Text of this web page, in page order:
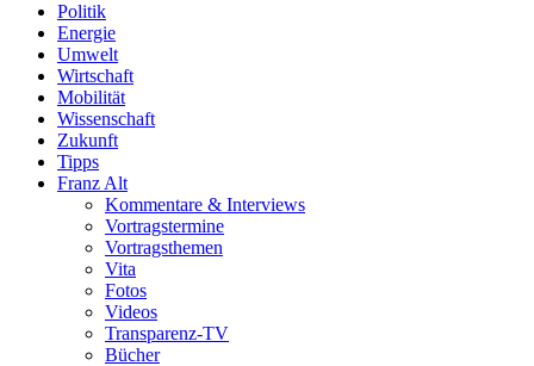
Politik
Energie
Umwelt
Wirtschaft
Mobilität
Wissenschaft
Zukunft
Tipps
Franz Alt
Kommentare & Interviews
Vortragstermine
Vortragsthemen
Vita
Fotos
Videos
Transparenz-TV
Bücher